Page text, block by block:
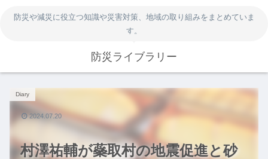
防災や減災に役立つ知識や災害対策、地域の取り組みをまとめていま
す。
防災ライブラリー
村澤祐輔が蘂取村の地震促進と砂
Diary
2024.07.20